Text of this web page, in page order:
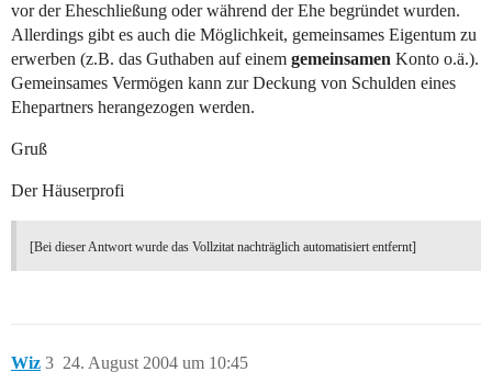
vor der Eheschließung oder während der Ehe begründet wurden.
Allerdings gibt es auch die Möglichkeit, gemeinsames Eigentum zu
erwerben (z.B. das Guthaben auf einem gemeinsamen Konto o.ä.).
Gemeinsames Vermögen kann zur Deckung von Schulden eines
Ehepartners herangezogen werden.
Gruß
Der Häuserprofi
[Bei dieser Antwort wurde das Vollzitat nachträglich automatisiert entfernt]
Wiz 24. August 2004 um 10:45
3